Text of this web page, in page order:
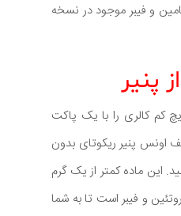
و فیبر موجود در نسخه
پنیر
کم کالری را با یک پاکت
اونس پنیر ریکوتای بدون
این ماده کمتر از یک گرم
و فیبر است تا به شما